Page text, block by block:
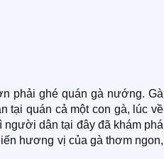
phải ghé quán gà nướng. Gà
tại quán cả một con gà, lúc về
người dân tại đây đã khám phá
hương vị của gà thơm ngon,